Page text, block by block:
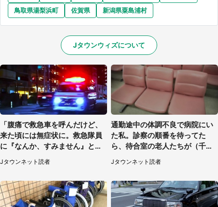
鳥取県湯梨浜町
佐賀県 新潟県粟島浦村
Jタウンウィズについて
「腹痛で救急車を呼んだけど、
来た頃には無症状に。救急隊員
に『なんか、すみません』と謝
ったら...」（神奈川県・30代女
性）
Jタウンネット読者
通勤途中の体調不良で病院にい
た私。診察の順番を待ってた
ら、待合室の老人たちが（千葉
県・50代男性）
Jタウンネット読者